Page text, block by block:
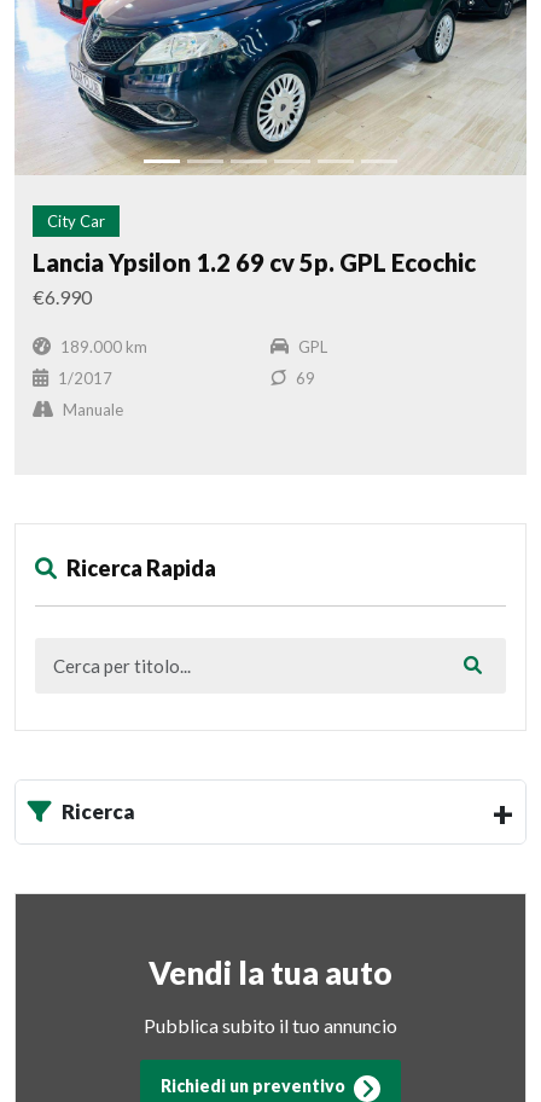
City Car
Lancia Ypsilon 1.2 69 cv 5p. GPL Ecochic
€6.990
189.000 km
GPL
1/2017
69
Manuale
Ricerca Rapida
Ricerca
Vendi la tua auto
Pubblica subito il tuo annuncio
Richiedi un preventivo